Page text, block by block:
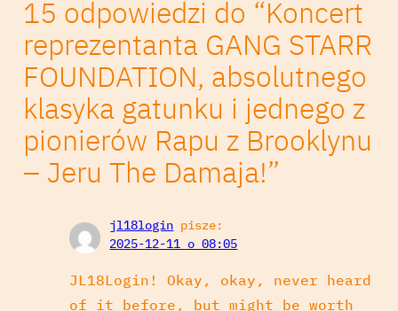
15 odpowiedzi do “Koncert
reprezentanta GANG STARR
FOUNDATION, absolutnego
klasyka gatunku i jednego z
pionierów Rapu z Brooklynu
– Jeru The Damaja!”
jl18login pisze:
2025-12-11 o 08:05
JL18Login! Okay, okay, never heard
of it before, but might be worth